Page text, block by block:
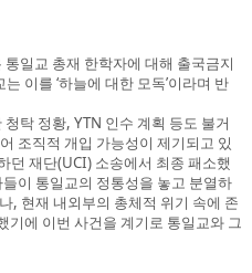
일교 총재 한학자에 대해 출국금지
이를 ‘하늘에 대한 모독’이라며 반
탁 정황, YTN 인수 계획 등도 불거
조직적 개입 가능성이 제기되고 있
던 재단(UCI) 소송에서 최종 패소했
이 통일교의 정통성을 놓고 분열하
, 현재 내외부의 총체적 위기 속에 존
기에 이번 사건을 계기로 통일교와 그